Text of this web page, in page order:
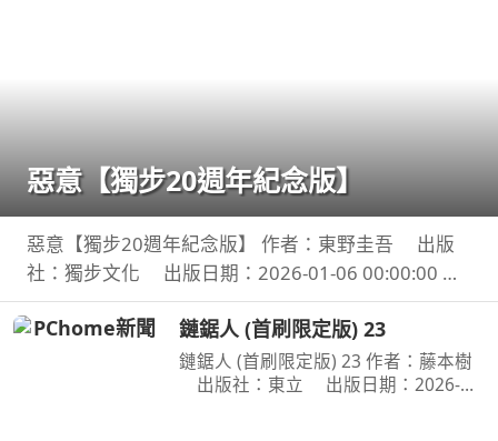
惡意【獨步20週年紀念版】
惡意【獨步20週年紀念版】 作者：東野圭吾 出版
社：獨步文化 出版日期：2026-01-06 00:00:00 ＜
內容簡介＞ 「他從沒想過，世上竟存在這樣的惡
意！」 「加賀恭一郎系列」日本暢銷突破1,000萬
鏈鋸人 (首刷限定版) 23
鏈鋸人 (首刷限定版) 23 作者：藤本樹
出版社：東立 出版日期：2026-